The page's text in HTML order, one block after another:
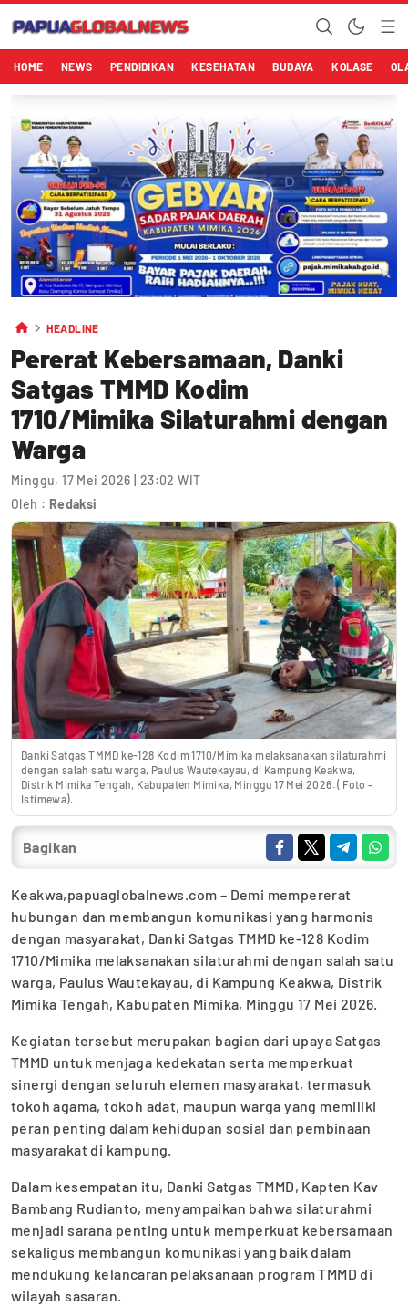
HOME NEWS PENDIDIKAN KESEHATAN BUDAYA KOLASE
HEADLINE
Pererat Kebersamaan, Danki
Satgas TMMD Kodim
1710/Mimika Silaturahmi dengan
Warga
Minggu, 17 Mei 2026 | 23:02 WIT
Oleh : Redaksi
Danki Satgas TMMD ke-128 Kodim 1710/Mimika melaksanakan silaturahmi
dengan salah satu warga, Paulus Wautekayau, di Kampung Keakwa,
Distrik Mimika Tengah, Kabupaten Mimika, Minggu 17 Mei 2026. ( Foto –
Istimewa).
Bagikan
Keakwa,papuaglobalnews.com – Demi mempererat
hubungan dan membangun komunikasi yang harmonis
dengan masyarakat, Danki Satgas TMMD ke-128 Kodim
1710/Mimika melaksanakan silaturahmi dengan salah satu
warga, Paulus Wautekayau, di Kampung Keakwa, Distrik
Mimika Tengah, Kabupaten Mimika, Minggu 17 Mei 2026.
Kegiatan tersebut merupakan bagian dari upaya Satgas
TMMD untuk menjaga kedekatan serta memperkuat
sinergi dengan seluruh elemen masyarakat, termasuk
tokoh agama, tokoh adat, maupun warga yang memiliki
peran penting dalam kehidupan sosial dan pembinaan
masyarakat di kampung.
Dalam kesempatan itu, Danki Satgas TMMD, Kapten Kav
Bambang Rudianto, menyampaikan bahwa silaturahmi
menjadi sarana penting untuk memperkuat kebersamaan
sekaligus membangun komunikasi yang baik dalam
mendukung kelancaran pelaksanaan program TMMD di
wilayah sasaran.